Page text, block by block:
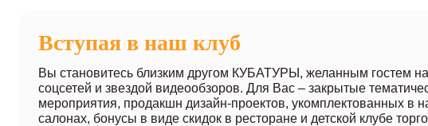
Вступая в наш клуб
Вы становитесь близким другом КУБАТУРЫ, желанным гостем
соцсетей и звездой видеообзоров. Для Вас – закрытые
мероприятия, продакшн дизайн-проектов, укомплектованных в
салонах, бонусы в виде скидок в ресторане и детской клубе